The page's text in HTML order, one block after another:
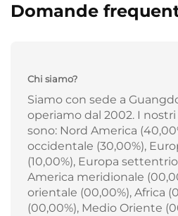
Domande
Chi siamo?
Siamo con sede a
operiamo dal 2002. I
sono: Nord America
occidentale (30,00%),
(10,00%), Europa
America meridionale
orientale (00,00%), Africa
(00,00%), Medio Oriente